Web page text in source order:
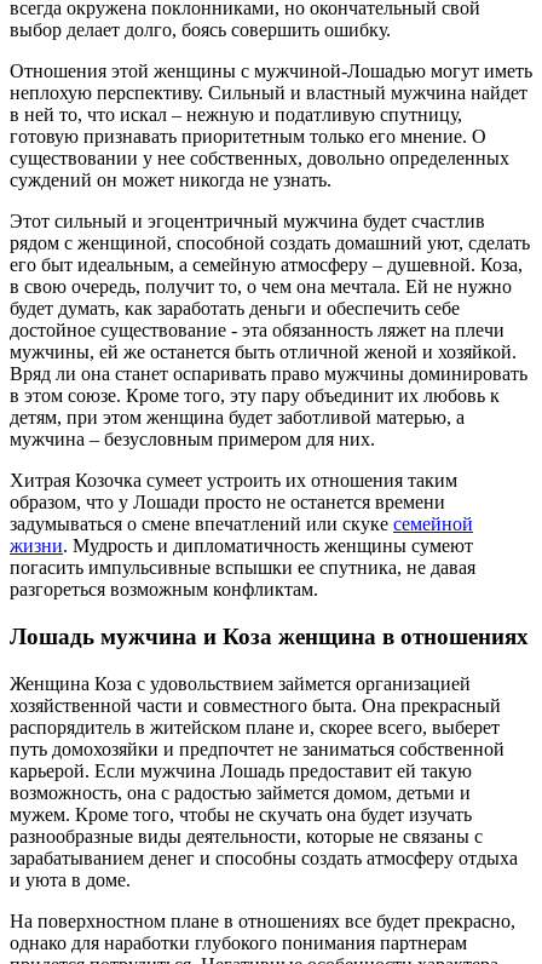
всегда окружена поклонниками, но окончательный свой
выбор делает долго, боясь совершить ошибку.
Отношения этой женщины с мужчиной-Лошадью могут иметь
неплохую перспективу. Сильный и властный мужчина найдет
в ней то, что искал – нежную и податливую спутницу,
готовую признавать приоритетным только его мнение. О
существовании у нее собственных, довольно определенных
суждений он может никогда не узнать.
Этот сильный и эгоцентричный мужчина будет счастлив
рядом с женщиной, способной создать домашний уют, сделать
его быт идеальным, а семейную атмосферу – душевной. Коза,
в свою очередь, получит то, о чем она мечтала. Ей не нужно
будет думать, как заработать деньги и обеспечить себе
достойное существование - эта обязанность ляжет на плечи
мужчины, ей же останется быть отличной женой и хозяйкой.
Вряд ли она станет оспаривать право мужчины доминировать
в этом союзе. Кроме того, эту пару объединит их любовь к
детям, при этом женщина будет заботливой матерью, а
мужчина – безусловным примером для них.
Хитрая Козочка сумеет устроить их отношения таким
образом, что у Лошади просто не останется времени
задумываться о смене впечатлений или скуке семейной
жизни. Мудрость и дипломатичность женщины сумеют
погасить импульсивные вспышки ее спутника, не давая
разгореться возможным конфликтам.
Лошадь мужчина и Коза женщина в отношениях
Женщина Коза с удовольствием займется организацией
хозяйственной части и совместного быта. Она прекрасный
распорядитель в житейском плане и, скорее всего, выберет
путь домохозяйки и предпочтет не заниматься собственной
карьерой. Если мужчина Лошадь предоставит ей такую
возможность, она с радостью займется домом, детьми и
мужем. Кроме того, чтобы не скучать она будет изучать
разнообразные виды деятельности, которые не связаны с
зарабатыванием денег и способны создать атмосферу отдыха
и уюта в доме.
На поверхностном плане в отношениях все будет прекрасно,
однако для наработки глубокого понимания партнерам